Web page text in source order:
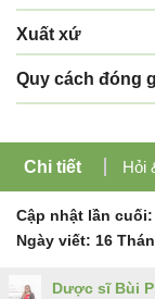
Xuất xứ
Quy cách đóng
Chi tiết Hỏi
Cập nhật lần cuối:
Ngày viết: 16
Dược sĩ Bùi